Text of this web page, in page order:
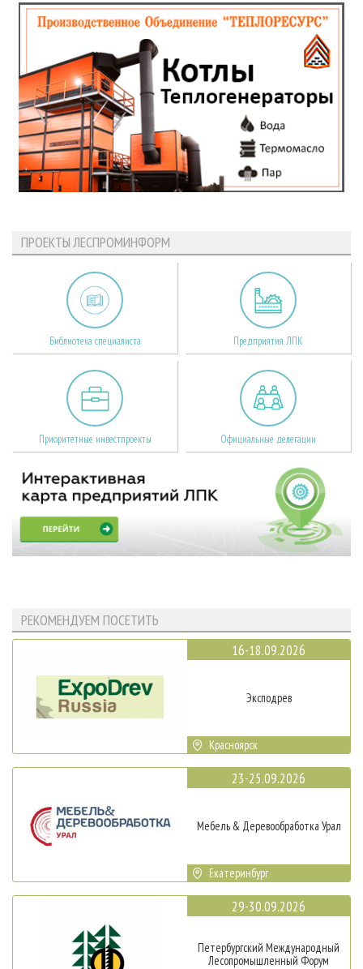
ПРОЕКТЫ ЛЕСПРОМИНФОРМ
Библиотека специалиста Предприятия ЛПК
Приоритетные инвестпроекты Официальные делегации
РЕКОМЕНДУЕМ ПОСЕТИТЬ
16-18.09.2026
Эксподрев
Красноярск
23-25.09.2026
Мебель & Деревообработка Урал
Екатеринбург
29-30.09.2026
Петербургский Международный
Лесопромышленный Форум